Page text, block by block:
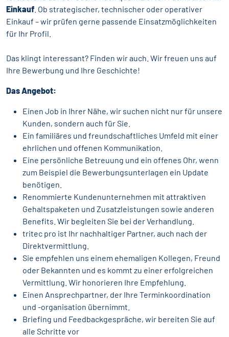
Einkauf . Ob strategischer, technischer oder operativer
Einkauf – wir prüfen gerne passende Einsatzmöglichkeiten
für Ihr Profil.
Das klingt interessant? Finden wir auch. Wir freuen uns auf
Ihre Bewerbung und Ihre Geschichte!
Das Angebot:
Einen Job in Ihrer Nähe, wir suchen nicht nur für unsere
Kunden, sondern auch für Sie.
Ein familiäres und freundschaftliches Umfeld mit einer
ehrlichen und offenen Kommunikation.
Eine persönliche Betreuung und ein offenes Ohr, wenn
zum Beispiel die Bewerbungsunterlagen ein Update
benötigen.
Renommierte Kundenunternehmen mit attraktiven
Gehaltspaketen und Zusatzleistungen sowie anderen
Benefits. Wir begleiten Sie bei der Verhandlung.
tritec pro ist Ihr nachhaltiger Partner, auch nach der
Direktvermittlung.
Sie empfehlen uns einem ehemaligen Kollegen, Freund
oder Bekannten und es kommt zu einer erfolgreichen
Vermittlung. Wir honorieren Ihre Empfehlung.
Einen Ansprechpartner, der Ihre Terminkoordination
und -organisation übernimmt.
Briefing und Feedbackgespräche, wir bereiten Sie auf
alle Schritte vor